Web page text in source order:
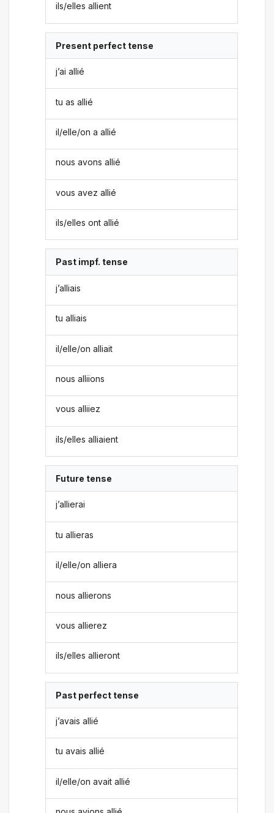
ils/elles allient
Present perfect tense
j’ai allié
tu as allié
il/elle/on a allié
nous avons allié
vous avez allié
ils/elles ont allié
Past impf. tense
j’alliais
tu alliais
il/elle/on alliait
nous alliions
vous alliiez
ils/elles alliaient
Future tense
j’allierai
tu allieras
il/elle/on alliera
nous allierons
vous allierez
ils/elles allieront
Past perfect tense
j’avais allié
tu avais allié
il/elle/on avait allié